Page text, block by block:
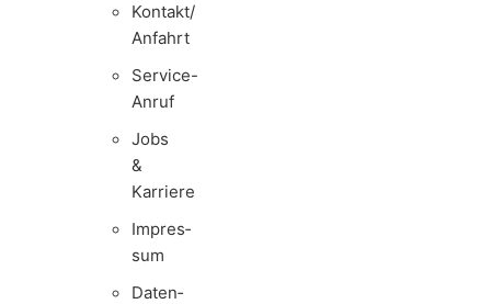
Kontakt/​​
Anfahrt
Service-
Anruf
Jobs
&
Karriere
Impres­
sum
Daten­